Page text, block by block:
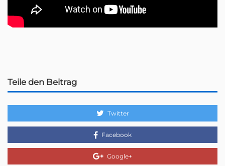
Teile den Beitrag
Twitter
Facebook
Google+